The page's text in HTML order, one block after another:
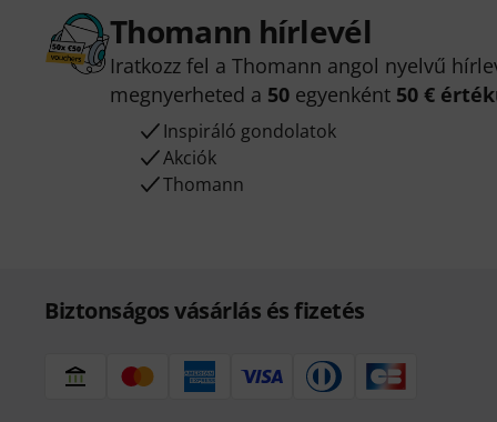
Thomann hírlevél
Iratkozz fel a Thomann angol nyelvű
megnyerheted a 50 egyenként 50 €
Inspiráló gondolatok
Akciók
Thomann
Biztonságos vásárlás és fizetés